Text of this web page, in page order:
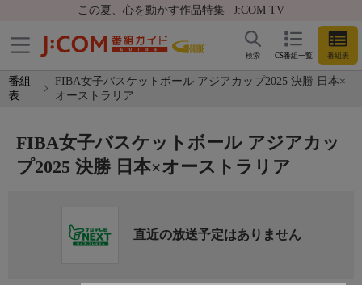
この夏、心を動かす作品特集 | J:COM TV
CS番組一覧 番組表
検索
番組
表
FIBA女子バスケットボール アジアカップ2025 決勝 日本×
オーストラリア
FIBA女子バスケットボール アジアカッ
プ2025 決勝 日本×オーストラリア
直近の放送予定はありません